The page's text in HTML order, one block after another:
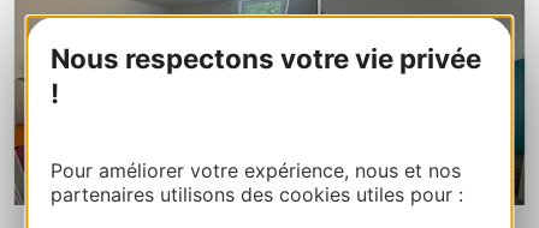
Nous respectons votre vie privée
!
Pour améliorer votre expérience, nous et nos
partenaires utilisons des cookies utiles pour :